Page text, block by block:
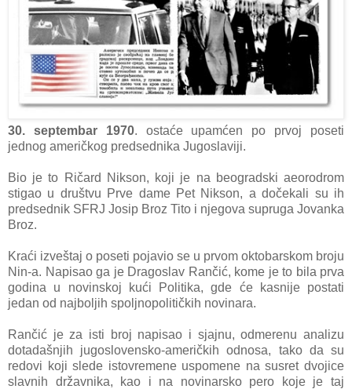
30. septembar 1970. ostaće upamćen po prvoj poseti
jednog američkog predsednika Jugoslaviji.
Bio je to Ričard Nikson, koji je na beogradski aeorodrom
stigao u društvu Prve dame Pet Nikson, a dočekali su ih
predsednik SFRJ Josip Broz Tito i njegova supruga Jovanka
Broz.
Kraći izveštaj o poseti pojavio se u prvom oktobarskom broju
Nin-a. Napisao ga je Dragoslav Rančić, kome je to bila prva
godina u novinskoj kući Politika, gde će kasnije postati
jedan od najboljih spoljnopolitičkih novinara.
Rančić je za isti broj napisao i sjajnu, odmerenu analizu
dotadašnjih jugoslovensko-američkih odnosa, tako da su
redovi koji slede istovremene uspomene na susret dvojice
slavnih državnika, kao i na novinarsko pero koje je taj